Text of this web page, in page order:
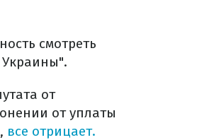
смотреть
от
от уплаты
все отрицает.